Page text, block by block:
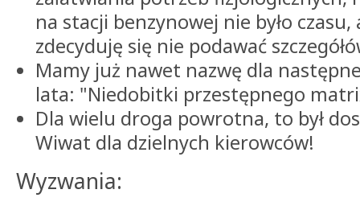
na stacji benzynowej nie było
zdecyduję się nie podawać
Mamy już nawet nazwę dla
lata: "Niedobitki przestępnego
Dla wielu droga powrotna, to był
Wiwat dla dzielnych kierowców!
Wyzwania: